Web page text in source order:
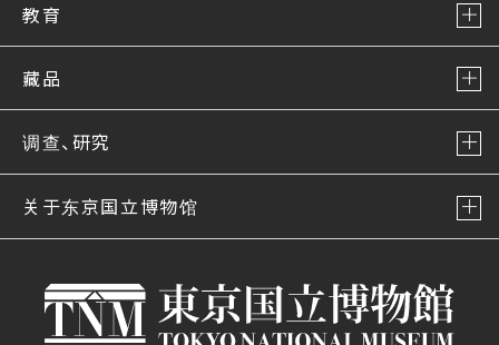
教育
藏品
调查、研究
关于东京国立博物馆